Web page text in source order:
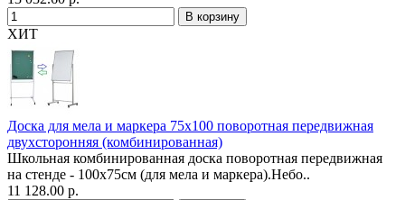
ХИТ
Доска для мела и маркера 75х100 поворотная передвижная
двухсторонняя (комбинированная)
Школьная комбинированная доска поворотная передвижная
на стенде - 100х75см (для мела и маркера).Небо..
11 128.00 р.